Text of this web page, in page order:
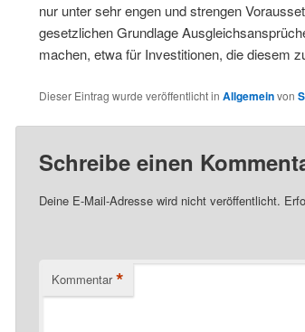
nur unter sehr engen und strengen
gesetzlichen Grundlage
machen, etwa für Investitionen, die diesem
Dieser Eintrag wurde veröffentlicht in Allgemeinvon
Schreibe einen
Deine E-Mail-Adresse wird nicht veröffentlicht.
Kommentar *